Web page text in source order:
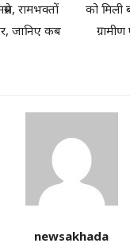
रामभक्तों
जानिए कब
को मिली
newsakhada